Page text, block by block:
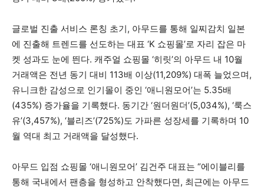
글로벌 진출 서비스 론칭 초기, 아무드를 통해 일찌감치 일본
에 진출해 트렌드를 선도하는 대표 ‘K 쇼핑몰’로 자리 잡은 마
켓 성과도 눈에 띈다. 캐주얼 쇼핑몰 ‘히릿’의 아무드 내 10월
거래액은 전년 동기 대비 113배 이상(11,209%) 대폭 늘었으며,
유니크한 감성으로 인기몰이 중인 ‘애니원모어’는 5.35배
(435%) 증가율을 기록했다. 동기간 ‘원더원더’(5,034%), ‘룩스
유’(3,457%), ‘블리즈’(725%)도 가파른 성장세를 기록하며 10
월 역대 최고 거래액을 달성했다.
아무드 입점 쇼핑몰 ‘애니원모어’ 김건주 대표는 “에이블리를
통해 국내에서 팬층을 형성하고 안착했다면, 최근에는 아무드